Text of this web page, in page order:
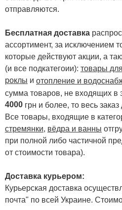
отправляются.
Бесплатная доставка
ассортимент, за исключением
которые действуют акции, а
(и все подкатегоии): товары
роклы и отопление и
сумма товаров, не входящих в
4000 грн и более, то весь
Все товары, входящие в
стремянки, вёдра и ванны
при полной либо частичной
от стоимости товара).
Доставка курьером:
Курьерская доставка
почта" по всей Украине.